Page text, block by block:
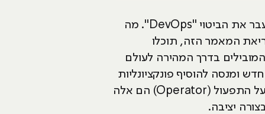
בכל תקופה נכנס 'באזז וורד' או 'מילת מפתח' חשובה לעולם ההייטק. השנה אנו שומעים מכל עבר את הביטוי "DevOps". מה
המאמר הזה, תוכלו
בדרך המהירה לעולם
ומנסה להוסיף פונקציונליות
רבה ככל האפשר. אנשי DevOps – המילה המאחדת בין "מפתח" (Developer) לבין אחראי על התפעול (Operator) הם אלה
יציבה.